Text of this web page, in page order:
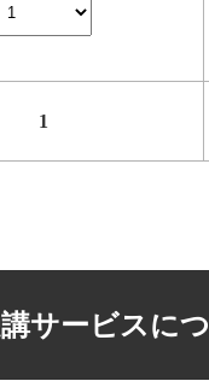
1
受講サービスに